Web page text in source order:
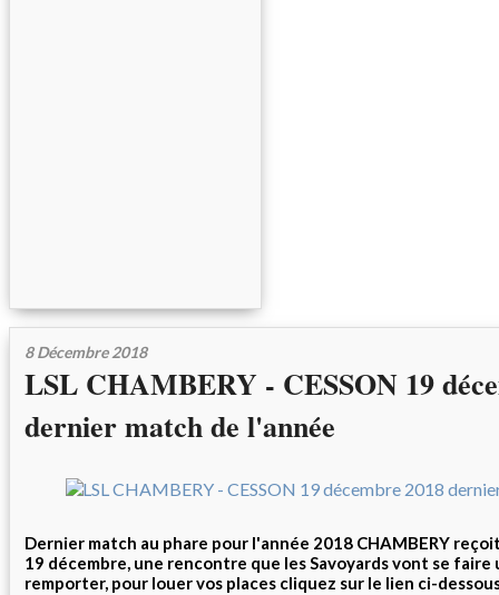
8 Décembre 2018
LSL CHAMBERY - CESSON 19
dernier match de l'année
Dernier match au phare pour l'année 2018 CHAMBERY
19 décembre, une rencontre que les Savoyards vont se faire
remporter, pour louer vos places cliquez sur le lien ci-